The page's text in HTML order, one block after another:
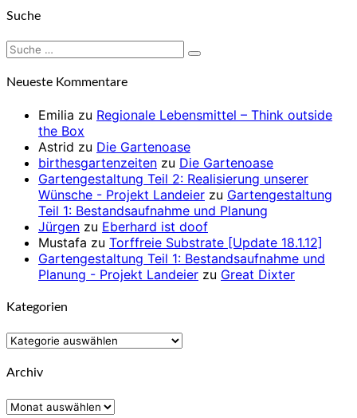
Suche
Suche
nach:
Suchen
Neueste Kommentare
Emilia zu Regionale Lebensmittel – Think outside
the Box
Astrid zu Die Gartenoase
birthesgartenzeiten zu Die Gartenoase
Gartengestaltung Teil 2: Realisierung unserer
Wünsche - Projekt Landeier zu Gartengestaltung
Teil 1: Bestandsaufnahme und Planung
Jürgen zu Eberhard ist doof
Mustafa zu Torffreie Substrate [Update 18.1.12]
Gartengestaltung Teil 1: Bestandsaufnahme und
Planung - Projekt Landeier zu Great Dixter
Kategorien
Kategorien
Archiv
Archiv